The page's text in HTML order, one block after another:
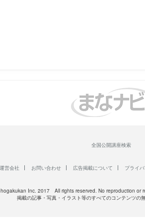
全国公開講座検索
営会社 お問い合わせ 広告掲載について プライ
Inc. 2017 All rights reserved. No reproduction or
掲載の記事・写真・イラスト等のすべてのコンテンツの